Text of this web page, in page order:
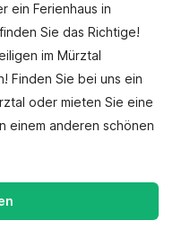
ein Ferienhaus in
Sie das Richtige!
im Mürztal
Finden Sie bei uns ein
oder mieten Sie eine
einem anderen schönen